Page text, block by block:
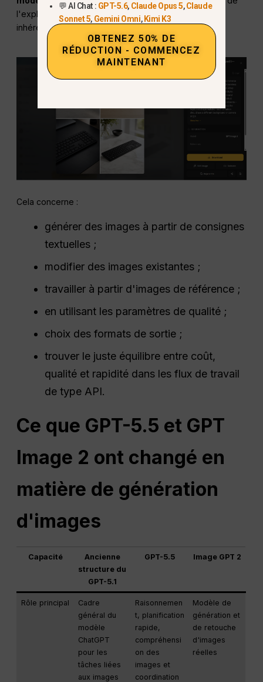
l'explication des capacités de génération d'images
inhérentes aux workflows OpenAI pris en charge.
Cela concerne :
générer des images à partir de consignes
textuelles ;
modifier des images existantes ;
travailler à partir d'images de référence ;
en utilisant les paramètres de qualité ;
choix des formats de sortie ;
trouver le juste équilibre entre coût,
qualité et rapidité dans les flux de travail
de type API.
Ce que GPT-5.5 et GPT
Image 2 ont changé en
matière de génération
d'images
Capacité
Ancienne
structure du
GPT-5.1
GPT-5.5 Image GPT 2
Rôle principal
Cadre
général du
modèle
ChatGPT
pour les
tâches liées
aux images
Raisonnemen
t, planification
rapide,
compréhensi
on des
images et
coordination
Modèle de
génération et
de retouche
d'images
réelles
💬 AI Chat : GPT-5.6, Claude Opus 5,Claude
Sonnet 5, Gemini Omni, Kimi K3
OBTENEZ 50% DE
RÉDUCTION - COMMENCEZ
MAINTENANT